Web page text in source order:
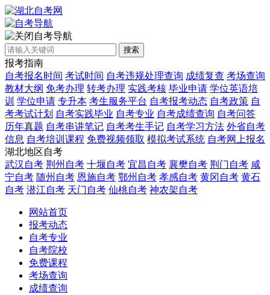
自考导航
搜索
报考指南
自考报名时间 考试时间 自考违规处理查询 成绩复查 考场查询
教材大纲 免考办理 转考办理 实践考核 毕业申请 学位英语培
训 学位申请 专升本 考生服务平台 自考报考动态 自考政策 自
考考试计划 自考实践毕业 自考专业 自考成绩查询 自考问答
历年真题 自考串讲笔记 自考考生手记 自考学习方法 外省自考
信息 自考培训课程 免费视频领取 模拟考试系统 自考网上报名
湖北地区自考
武汉自考 荆州自考 十堰自考 宜昌自考 襄樊自考 荆门自考 咸
宁自考 随州自考 恩施自考 鄂州自考 孝感自考 黄冈自考 黄石
自考 潜江自考 天门自考 仙桃自考 神农架自考
网站首页
报考动态
自考专业
自考院校
免费课程
考场查询
成绩查询